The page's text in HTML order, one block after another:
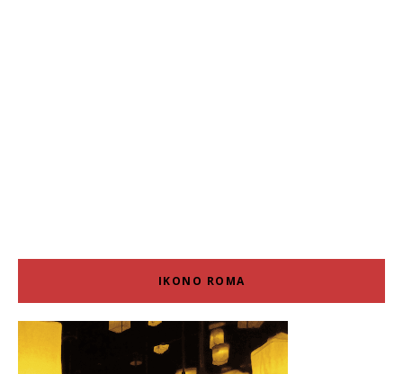
IKONO ROMA